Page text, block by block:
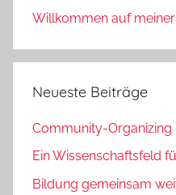
Willkommen auf
Neueste Beiträge
Community-Organizing
Ein Wissenschaftsfeld
Bildung gemeinsam